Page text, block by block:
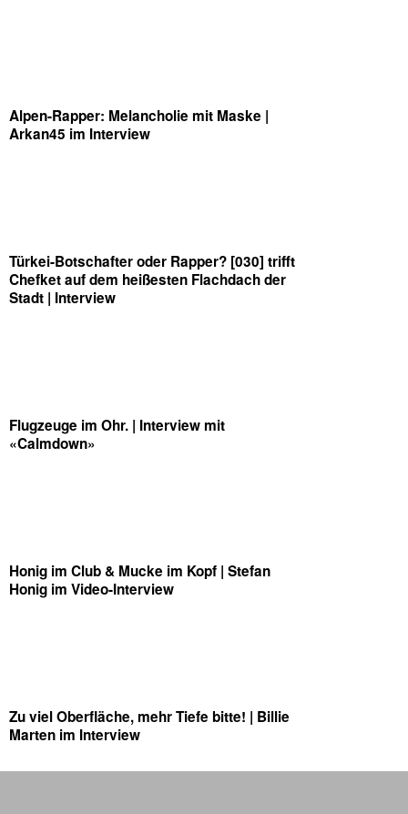
Alpen-Rapper: Melancholie mit Maske |
Arkan45 im Interview
Türkei-Botschafter oder Rapper? [030] trifft
Chefket auf dem heißesten Flachdach der
Stadt | Interview
Flugzeuge im Ohr. | Interview mit
«Calmdown»
Honig im Club & Mucke im Kopf | Stefan
Honig im Video-Interview
Zu viel Oberfläche, mehr Tiefe bitte! | Billie
Marten im Interview